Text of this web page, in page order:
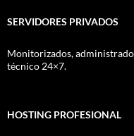
SERVIDORES PRIVADOS
Monitorizados,
técnico 24×7.
HOSTING PROFESIONAL